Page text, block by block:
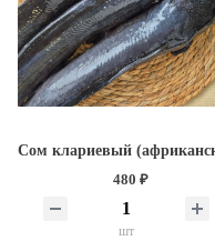
480 ₽
шт